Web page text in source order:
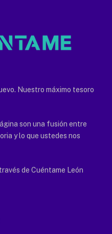
Nuestro máximo tesoro
son una fusión entre
y lo que ustedes nos
de Cuéntame León